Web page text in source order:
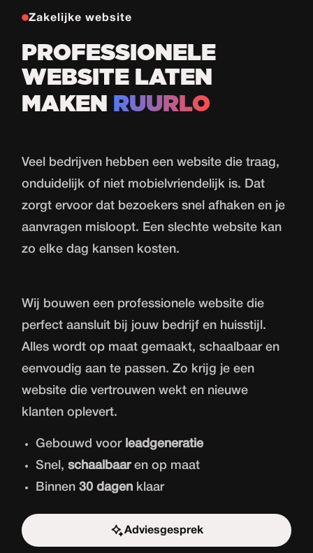
Zakelijke website
PROFESSIONELE
WEBSITE LATEN
MAKEN
RUURLO
Veel bedrijven hebben een website die traag,
onduidelijk of niet mobielvriendelijk is. Dat
zorgt ervoor dat bezoekers snel afhaken en je
aanvragen misloopt. Een slechte website kan
zo elke dag kansen kosten.
Wij bouwen een professionele website die
perfect aansluit bij jouw bedrijf en huisstijl.
Alles wordt op maat gemaakt, schaalbaar en
eenvoudig aan te passen. Zo krijg je een
website die vertrouwen wekt en nieuwe
klanten oplevert.
Gebouwd voor leadgeneratie
Snel,schaalbaaren op maat
Binnen30 dagen klaar
Adviesgesprek
Start de uitdaging